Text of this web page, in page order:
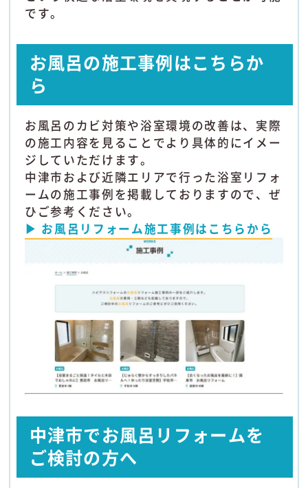
です。
お風呂の施工事例はこちらか
ら
お風呂のカビ対策や浴室環境の改善は、実際
の施工内容を見ることでより具体的にイメー
ジしていただけます。
中津市および近隣エリアで行った浴室リフォ
ームの施工事例を掲載しておりますので、ぜ
ひご参考ください。
▶ お風呂リフォーム施工事例はこちらから
中津市でお風呂リフォームを
ご検討の方へ